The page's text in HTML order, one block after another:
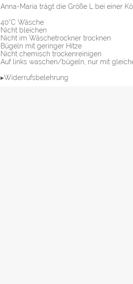
Anna-Maria trägt die Größe L bei einer
40°C Wäsche
Nicht bleichen
Nicht im Wäschetrockner trocknen
Bügeln mit geringer Hitze
Nicht chemisch trockenreinigen
Auf links waschen/bügeln, nur mit
▸Widerrufsbelehrung